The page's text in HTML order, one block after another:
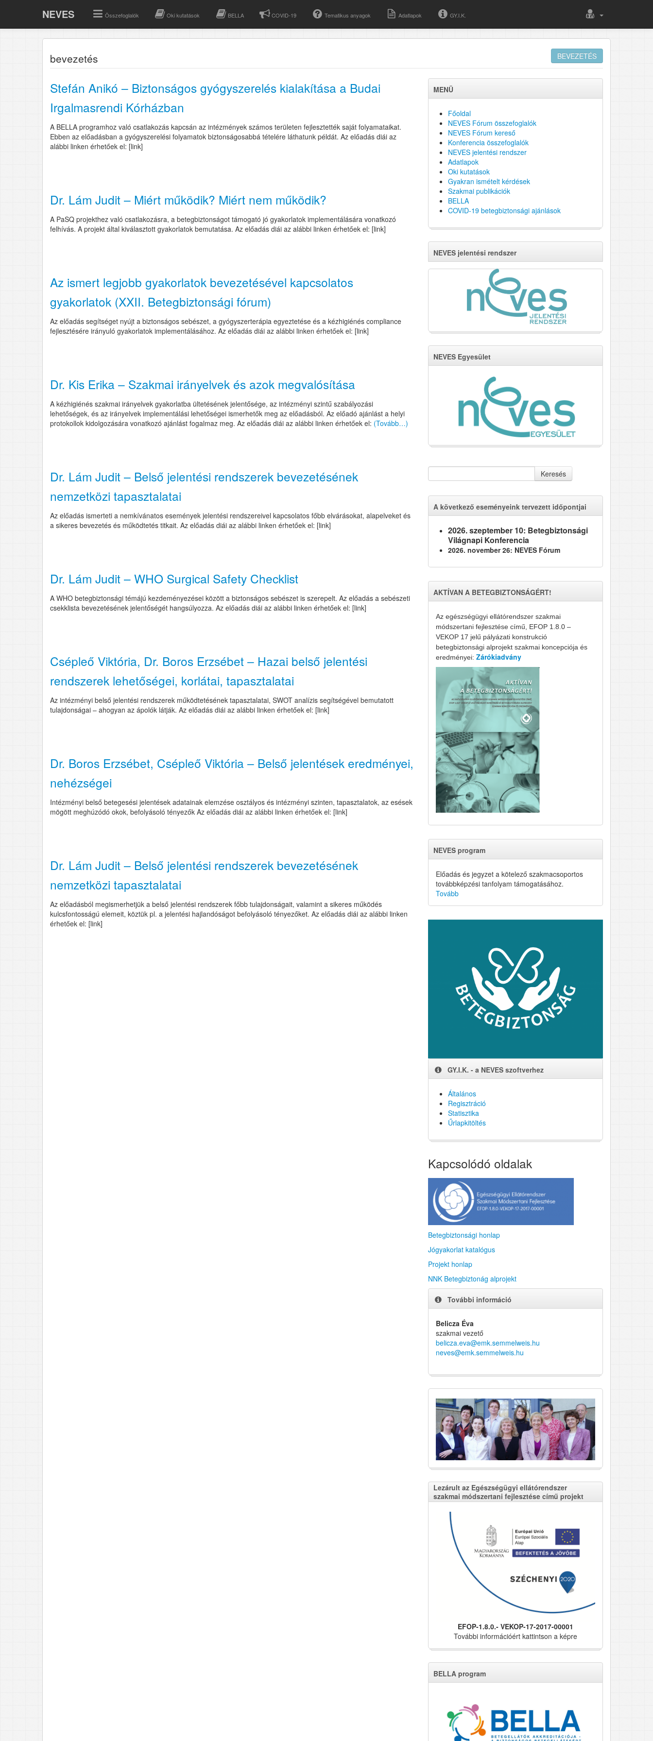
NEVES Összefoglalók Oki kutatások BELLA COVID-19 Tematikus anyagok Adatlapok GY.I.K.
BEVEZETÉS
bevezetés
Stefán Anikó – Biztonságos gyógyszerelés kialakítása a Budai
Irgalmasrendi Kórházban
A BELLA programhoz való csatlakozás kapcsán az intézmények számos területen fejlesztették saját folyamataikat.
Ebben az előadásban a gyógyszerelési folyamatok biztonságosabbá tételére láthatunk példát. Az előadás diái az
alábbi linken érhetőek el: [link]
Dr. Lám Judit – Miért működik? Miért nem működik?
A PaSQ projekthez való csatlakozásra, a betegbiztonságot támogató jó gyakorlatok implementálására vonatkozó
felhívás. A projekt által kiválasztott gyakorlatok bemutatása. Az előadás diái az alábbi linken érhetőek el: [link]
Az ismert legjobb gyakorlatok bevezetésével kapcsolatos
gyakorlatok (XXII. Betegbiztonsági fórum)
Az előadás segítséget nyújt a biztonságos sebészet, a gyógyszerterápia egyeztetése és a kézhigiénés compliance
fejlesztésére irányuló gyakorlatok implementálásához. Az előadás diái az alábbi linken érhetőek el: [link]
Dr. Kis Erika – Szakmai irányelvek és azok megvalósítása
A kézhigiénés szakmai irányelvek gyakorlatba ültetésének jelentősége, az intézményi szintű szabályozási
lehetőségek, és az irányelvek implementálási lehetőségei ismerhetők meg az előadásból. Az előadó ajánlást a helyi
protokollok kidolgozására vonatkozó ajánlást fogalmaz meg. Az előadás diái az alábbi linken érhetőek el: (Tovább…)
Dr. Lám Judit – Belső jelentési rendszerek bevezetésének
nemzetközi tapasztalatai
Az előadás ismerteti a nemkívánatos események jelentési rendszereivel kapcsolatos főbb elvárásokat, alapelveket és
a sikeres bevezetés és működtetés titkait. Az előadás diái az alábbi linken érhetőek el: [link]
Dr. Lám Judit – WHO Surgical Safety Checklist
A WHO betegbiztonsági témájú kezdeményezései között a biztonságos sebészet is szerepelt. Az előadás a sebészeti
csekklista bevezetésének jelentőségét hangsúlyozza. Az előadás diái az alábbi linken érhetőek el: [link]
Csépleő Viktória, Dr. Boros Erzsébet – Hazai belső jelentési
rendszerek lehetőségei, korlátai, tapasztalatai
Az intézményi belső jelentési rendszerek működtetésének tapasztalatai, SWOT analízis segítségével bemutatott
tulajdonságai – ahogyan az ápolók látják. Az előadás diái az alábbi linken érhetőek el: [link]
Dr. Boros Erzsébet, Csépleő Viktória – Belső jelentések eredményei,
nehézségei
Intézményi belső betegesési jelentések adatainak elemzése osztályos és intézményi szinten, tapasztalatok, az esések
mögött meghúzódó okok, befolyásoló tényezők Az előadás diái az alábbi linken érhetőek el: [link]
Dr. Lám Judit – Belső jelentési rendszerek bevezetésének
nemzetközi tapasztalatai
Az előadásból megismerhetjük a belső jelentési rendszerek főbb tulajdonságait, valamint a sikeres működés
kulcsfontosságú elemeit, köztük pl. a jelentési hajlandóságot befolyásoló tényezőket. Az előadás diái az alábbi linken
érhetőek el: [link]
MENÜ
Főoldal
NEVES Fórum összefoglalók
NEVES Fórum kereső
Konferencia összefoglalók
NEVES jelentési rendszer
Adatlapok
Oki kutatások
Gyakran ismételt kérdések
Szakmai publikációk
BELLA
COVID-19 betegbiztonsági ajánlások
NEVES jelentési rendszer
NEVES Egyesület
Keresés
A következő eseményeink tervezett időpontjai
2026. szeptember 10: Betegbiztonsági
Világnapi Konferencia
2026. november 26: NEVES Fórum
AKTÍVAN A BETEGBIZTONSÁGÉRT!
Az egészségügyi ellátórendszer szakmai
módszertani fejlesztése című, EFOP 1.8.0 –
VEKOP 17 jelű pályázati konstrukció
betegbiztonsági alprojekt szakmai koncepciója és
eredményei:Zárókiadvány
NEVES program
Előadás és jegyzet a kötelező szakmacsoportos
továbbképzési tanfolyam támogatásához.
Tovább
GY.I.K. - a NEVES szoftverhez
Általános
Regisztráció
Statisztika
Űrlapkitöltés
Kapcsolódó oldalak
Betegbiztonsági honlap
Jógyakorlat katalógus
Projekt honlap
NNK Betegbiztonág alprojekt
További információ
Belicza Éva
szakmai vezető
belicza.eva@emk.semmelweis.hu
neves@emk.semmelweis.hu
Lezárult az Egészségügyi ellátórendszer
szakmai módszertani fejlesztése című projekt
EFOP-1.8.0.- VEKOP-17-2017-00001
További információért kattintson a képre
BELLA program